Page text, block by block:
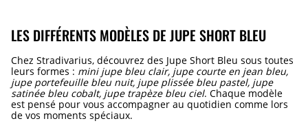
LES DIFFÉRENTS MODÈLES DE JUPE SHORT BLEU
Chez Stradivarius, découvrez des Jupe Short Bleu sous toutes
leurs formes : mini jupe bleu clair, jupe courte en jean bleu,
jupe portefeuille bleu nuit, jupe plissée bleu pastel, jupe
satinée bleu cobalt, jupe trapèze bleu ciel. Chaque modèle
est pensé pour vous accompagner au quotidien comme lors
de vos moments spéciaux.